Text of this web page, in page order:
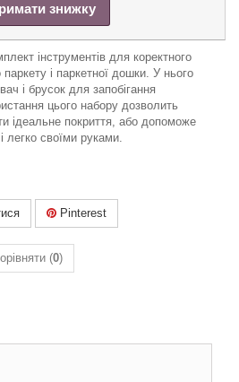
знижку
інструментів для коректного
і паркетної дошки. У нього
і брусок для запобігання
цього набору дозволить
ідеальне покриття, або допоможе
легко своїми руками.
Pinterest
(0)